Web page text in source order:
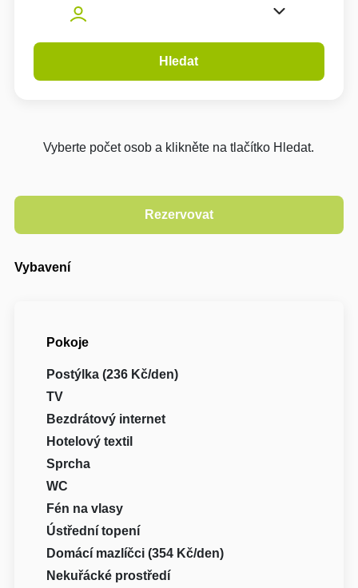
Hledat
Vyberte počet osob a klikněte na tlačítko Hledat.
Vybavení
Pokoje
Postýlka (236 Kč/den)
TV
Bezdrátový internet
Hotelový textil
Sprcha
WC
Fén na vlasy
Ústřední topení
Domácí mazlíčci (354 Kč/den)
Nekuřácké prostředí